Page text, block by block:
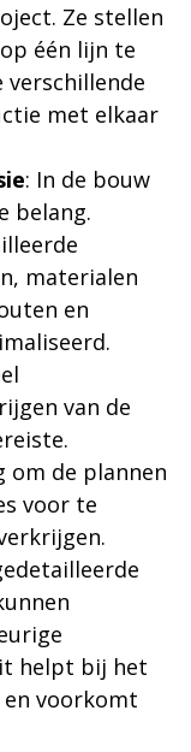
Ze stellen
één lijn te
met elkaar
: In de bouw
belang.
materialen
en
van de
om de plannen
voor te
helpt bij het
voorkomt